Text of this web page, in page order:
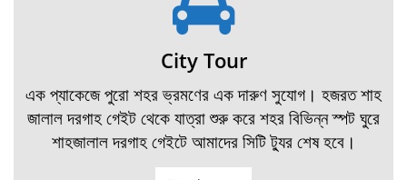
City Tour
এক প্যাকেজে পুরো শহর ভ্রমণের এক দারুণ সুযোগ। হজরত শাহ
জালাল দরগাহ গেইট থেকে যাত্রা শুরু করে শহর বিভিন্ন স্পট ঘুরে
শাহজালাল দরগাহ গেইটে আমাদের সিটি ট্যুর শেষ হবে।